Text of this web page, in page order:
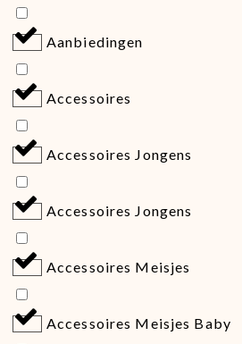
Aanbiedingen
Accessoires
Accessoires Jongens
Accessoires Jongens
Accessoires Meisjes
Accessoires Meisjes Baby